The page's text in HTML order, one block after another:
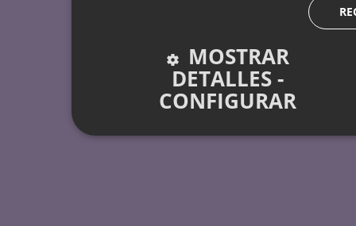
MOSTRAR
DETALLES -
CONFIGURAR